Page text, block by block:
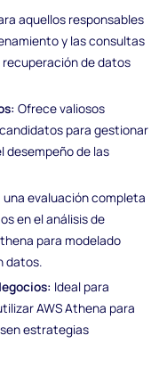
aquellos responsables
y las consultas
recuperación de datos
Ofrece valiosos
para gestionar
desempeño de las
una evaluación completa
en el análisis de
para modelado
datos.
Ideal para
AWS Athena para
estrategias